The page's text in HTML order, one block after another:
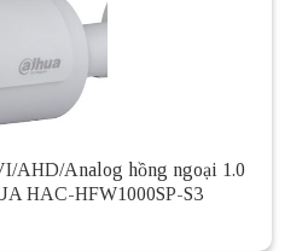
AHD/Analog hồng ngoại 1.0
HAC-HFW1000SP-S3